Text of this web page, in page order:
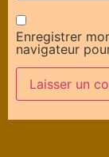
Enregistrer
navigateur
Alternative: